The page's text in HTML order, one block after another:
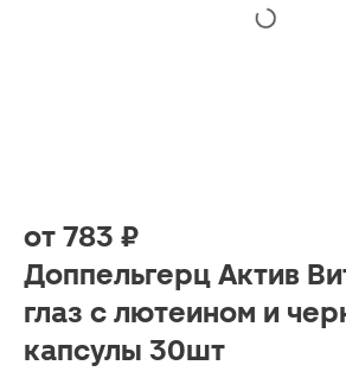
от 783 ₽
Доппельгерц Актив
глаз с лютеином и
капсулы 30шт